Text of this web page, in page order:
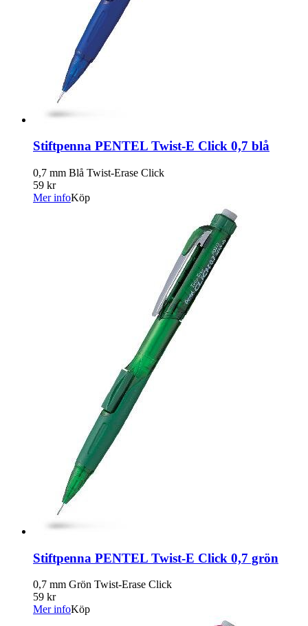
Stiftpenna PENTEL Twist-E Click 0,7 blå
0,7 mm Blå Twist-Erase Click
59 kr
Mer infoKöp
Stiftpenna PENTEL Twist-E Click 0,7 grön
0,7 mm Grön Twist-Erase Click
59 kr
Mer infoKöp